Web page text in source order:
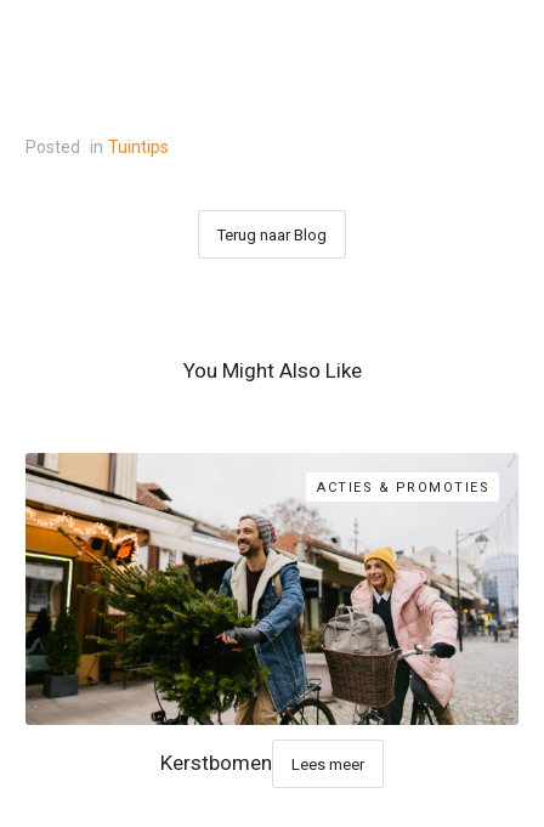
Posted in Tuintips
Terug naar Blog
You Might Also Like
ACTIES & PROMOTIES
Kerstbomen Lees meer